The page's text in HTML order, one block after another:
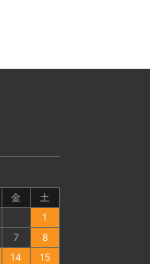
金
土
1
7
8
14
15